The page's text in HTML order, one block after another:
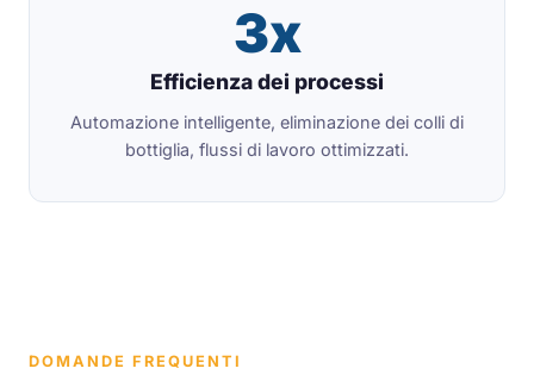
3x
Efficienza dei processi
Automazione intelligente, eliminazione dei colli di
bottiglia, flussi di lavoro ottimizzati.
DOMANDE FREQUENTI